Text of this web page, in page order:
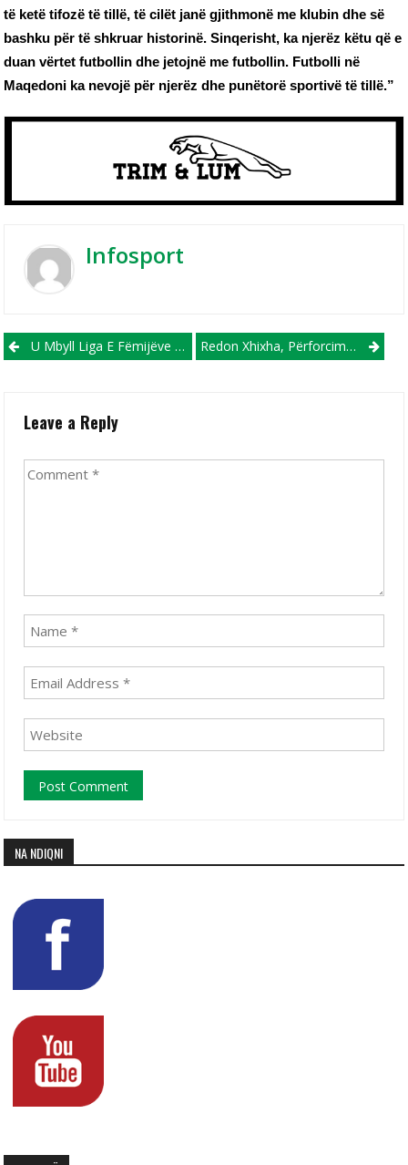
të ketë tifozë të tillë, të cilët janë gjithmonë me klubin dhe së
bashku për të shkruar historinë. Sinqerisht, ka njerëz këtu që e
duan vërtet futbollin dhe jetojnë me futbollin. Futbolli në
Maqedoni ka nevojë për njerëz dhe punëtorë sportivë të tillë.”
Infosport
Post navigation
U Mbyll Liga E Fëmijëve Pranë FFM-Së, Njihuni Me Skuadrat Kampione Redon Xhixha, Përforcimi I Parë I Shkëndijës Për Edicionin E Ri!
Leave a Reply
NA NDIQNI